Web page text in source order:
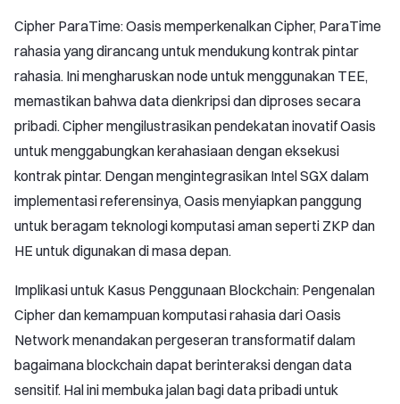
Cipher ParaTime: Oasis memperkenalkan Cipher, ParaTime
rahasia yang dirancang untuk mendukung kontrak pintar
rahasia. Ini mengharuskan node untuk menggunakan TEE,
memastikan bahwa data dienkripsi dan diproses secara
pribadi. Cipher mengilustrasikan pendekatan inovatif Oasis
untuk menggabungkan kerahasiaan dengan eksekusi
kontrak pintar. Dengan mengintegrasikan Intel SGX dalam
implementasi referensinya, Oasis menyiapkan panggung
untuk beragam teknologi komputasi aman seperti ZKP dan
HE untuk digunakan di masa depan.
Implikasi untuk Kasus Penggunaan Blockchain: Pengenalan
Cipher dan kemampuan komputasi rahasia dari Oasis
Network menandakan pergeseran transformatif dalam
bagaimana blockchain dapat berinteraksi dengan data
sensitif. Hal ini membuka jalan bagi data pribadi untuk